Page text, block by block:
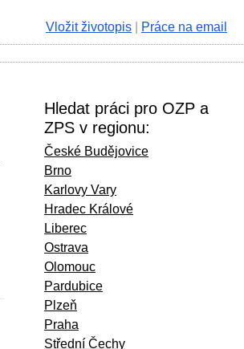
Hledat práci pro OZP a
ZPS v regionu:
České Budějovice
Brno
Karlovy Vary
Hradec Králové
Liberec
Ostrava
Olomouc
Pardubice
Plzeň
Praha
Střední Čechy
Vložit životopis Práce na email